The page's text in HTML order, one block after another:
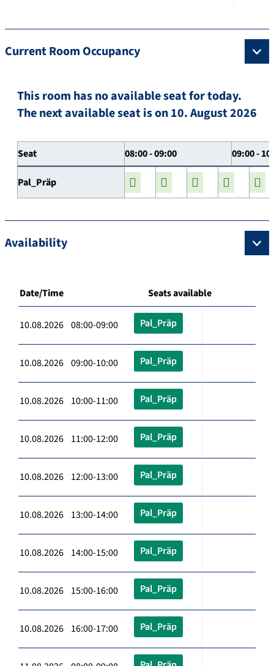
Current Room Occupancy
This room has no available seat for today.
The next available seat is on 10. August 2026
Seat 08:00 - 09:00 09:00 -
Pal_Präp
Availability
Date/Time Seats available
10.08.2026 08:00-09:00 Pal_Präp
10.08.2026 09:00-10:00 Pal_Präp
10.08.2026 10:00-11:00 Pal_Präp
10.08.2026 11:00-12:00 Pal_Präp
10.08.2026 12:00-13:00 Pal_Präp
10.08.2026 13:00-14:00 Pal_Präp
10.08.2026 14:00-15:00 Pal_Präp
10.08.2026 15:00-16:00 Pal_Präp
10.08.2026 16:00-17:00 Pal_Präp